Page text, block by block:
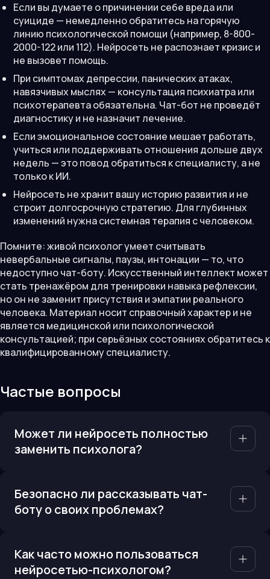
Если вы думаете о причинении себе вреда или
суициде — немедленно обратитесь на горячую
линию психологической помощи (например, 8-800-
2000-122 или 112). Нейросеть не распознает кризис и
не вызовет помощь.
При симптомах депрессии, панических атаках,
навязчивых мыслях — консультация психиатра или
психотерапевта обязательна. Чат-бот не проведёт
диагностику и не назначит лечение.
Если эмоциональное состояние мешает работать,
учиться или поддерживать отношения дольше двух
недель — это повод обратиться к специалисту, а не
только к ИИ.
Нейросеть не хранит вашу историю развития и не
строит долгосрочную стратегию. Для глубинных
изменений нужна системная терапия с человеком.
Помните: живой психолог умеет считывать
невербальные сигналы, паузы, интонации — то, что
недоступно чат-боту. Искусственный интеллект может
стать тренажёром для тренировки навыка рефлексии,
но он не заменит присутствия и эмпатии реального
человека. Материал носит справочный характер и не
является медицинской или психологической
консультацией; при серьёзных состояниях обратитесь к
квалифицированному специалисту.
Частые вопросы
Может ли нейросеть полностью
заменить психолога?
Безопасно ли рассказывать чат-
боту о своих проблемах?
Как часто можно пользоваться
нейросетью-психологом?